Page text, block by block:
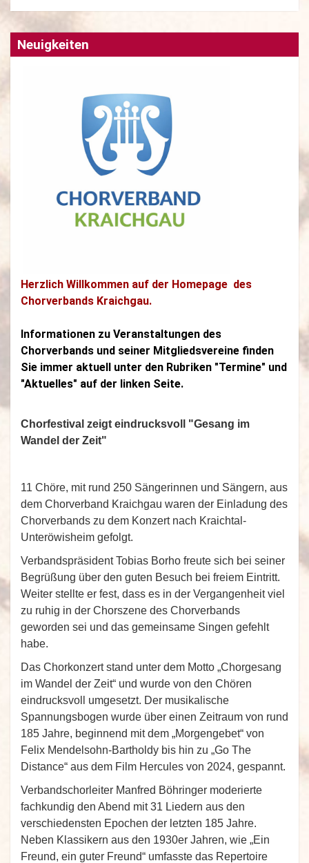
Neuigkeiten
Herzlich Willkommen auf der Homepage des
Chorverbands Kraichgau.
Informationen zu Veranstaltungen des
Chorverbands und seiner Mitgliedsvereine finden
Sie immer aktuell unter den Rubriken "Termine" und
"Aktuelles" auf der linken Seite.
Chorfestival zeigt eindrucksvoll "Gesang im
Wandel der Zeit"
11 Chöre, mit rund 250 Sängerinnen und Sängern, aus
dem Chorverband Kraichgau waren der Einladung des
Chorverbands zu dem Konzert nach Kraichtal-
Unteröwisheim gefolgt.
Verbandspräsident Tobias Borho freute sich bei seiner
Begrüßung über den guten Besuch bei freiem Eintritt.
Weiter stellte er fest, dass es in der Vergangenheit viel
zu ruhig in der Chorszene des Chorverbands
geworden sei und das gemeinsame Singen gefehlt
habe.
Das Chorkonzert stand unter dem Motto „Chorgesang
im Wandel der Zeit“ und wurde von den Chören
eindrucksvoll umgesetzt. Der musikalische
Spannungsbogen wurde über einen Zeitraum von rund
185 Jahre, beginnend mit dem „Morgengebet“ von
Felix Mendelsohn-Bartholdy bis hin zu „Go The
Distance“ aus dem Film Hercules von 2024, gespannt.
Verbandschorleiter Manfred Böhringer moderierte
fachkundig den Abend mit 31 Liedern aus den
verschiedensten Epochen der letzten 185 Jahre.
Neben Klassikern aus den 1930er Jahren, wie „Ein
Freund, ein guter Freund“ umfasste das Repertoire